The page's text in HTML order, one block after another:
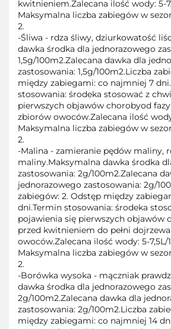
kwitnieniem.Zalecana ilość wody: 5-
Maksymalna liczba zabiegów w
2.
-Śliwa - rdza śliwy, dziurkowatość
dawka środka dla jednorazowego
1,5g/100m2.Zalecana dawka dla
zastosowania: 1,5g/100m2.Liczba
między zabiegami: co najmniej 7
stosowania: środeka stosować z
pierwszych objawów chorobyod
zbiorów owoców.Zalecana ilość
Maksymalna liczba zabiegów w
2.
-Malina - zamieranie pędów maliny,
maliny.Maksymalna dawka środka
zastosowania: 2g/100m2.Zalecana
jednorazowego zastosowania: 2g/
zabiegów: 2. Odstęp między
dni.Termin stosowania: środeka
pojawienia się pierwszych objawów
przed kwitnieniem do pełni
owoców.Zalecana ilość wody: 5-7,5L/
Maksymalna liczba zabiegów w
2.
-Borówka wysoka - mączniak
dawka środka dla jednorazowego
2g/100m2.Zalecana dawka dla
zastosowania: 2g/100m2.Liczba
między zabiegami: co najmniej 14